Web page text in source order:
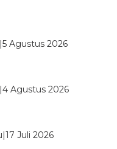
|5 Agustus 2026
|4 Agustus 2026
|17 Juli 2026